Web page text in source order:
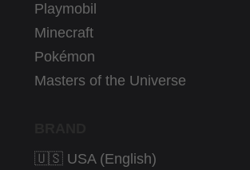
Playmobil
Minecraft
Pokémon
Masters of the Universe
🇺🇸 USA (English)